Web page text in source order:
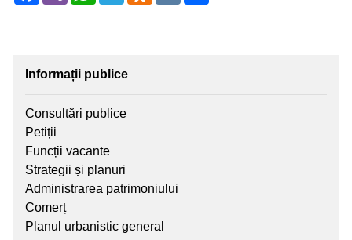
Informații publice
Consultări publice
Petiții
Funcții vacante
Strategii și planuri
Administrarea patrimoniului
Comerț
Planul urbanistic general